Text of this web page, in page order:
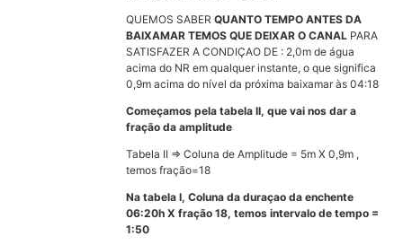
QUEMOS SABER QUANTO TEMPO ANTES DA
BAIXAMAR TEMOS QUE DEIXAR O CANAL PARA
SATISFAZER A CONDIÇAO DE : 2,0m de água
acima do NR em qualquer instante, o que significa
0,9m acima do nível da próxima baixamar às 04:18
Começamos pela tabela II, que vai nos dar a
fração da amplitude
Tabela II => Coluna de Amplitude = 5m X 0,9m ,
temos fração=18
Na tabela I, Coluna da duraçao da enchente
06:20h X fração 18, temos intervalo de tempo =
1:50